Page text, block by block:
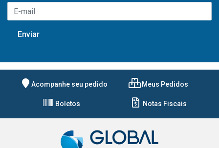
Acompanhe seu pedido Meus Pedidos
Boletos Notas Fiscais